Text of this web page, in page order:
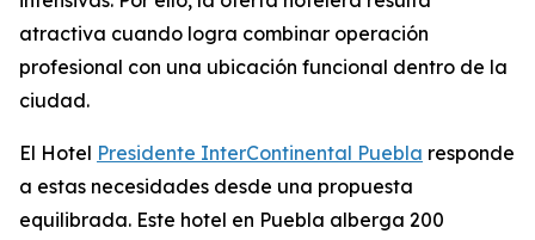
atractiva cuando logra combinar operación
profesional con una ubicación funcional dentro de la
ciudad.
El Hotel Presidente InterContinental Puebla responde
a estas necesidades desde una propuesta
equilibrada. Este hotel en Puebla alberga 200